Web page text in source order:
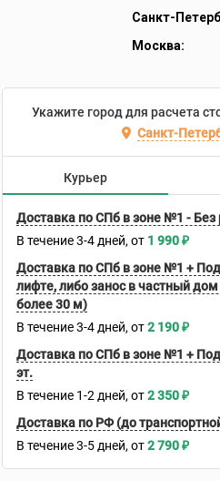
Санкт-
Москва:
Укажите город для расчета
Санкт-
Курьер
Доставка по СПб в зоне №1 - Без
В течение 3-4 дней 1 990₽
Доставка по СПб в зоне №1 +
лифте, либо занос в частный
более 30 м)
В течение 3-4 дней 2 190₽
Доставка по СПб в зоне №1 +
эт.
В течение 1-2 дней 2 350₽
Доставка по РФ (до
В течение 3-5 дней 2 790₽